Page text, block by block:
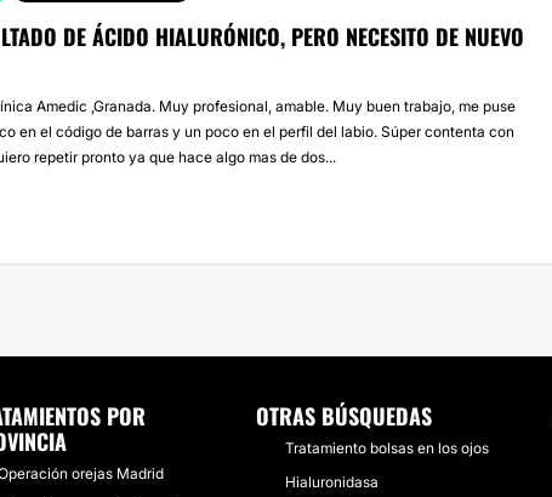
DE ÁCIDO HIALURÓNICO, PERO NECESITO DE NUEVO
Amedic ,Granada. Muy profesional, amable. Muy buen trabajo, me puse
en el código de barras y un poco en el perfil del labio. Súper contenta con
repetir pronto ya que hace algo mas de dos...
POR
orejas Madrid
OTRAS BÚSQUEDAS
Tratamiento bolsas en los ojos
Hialuronidasa